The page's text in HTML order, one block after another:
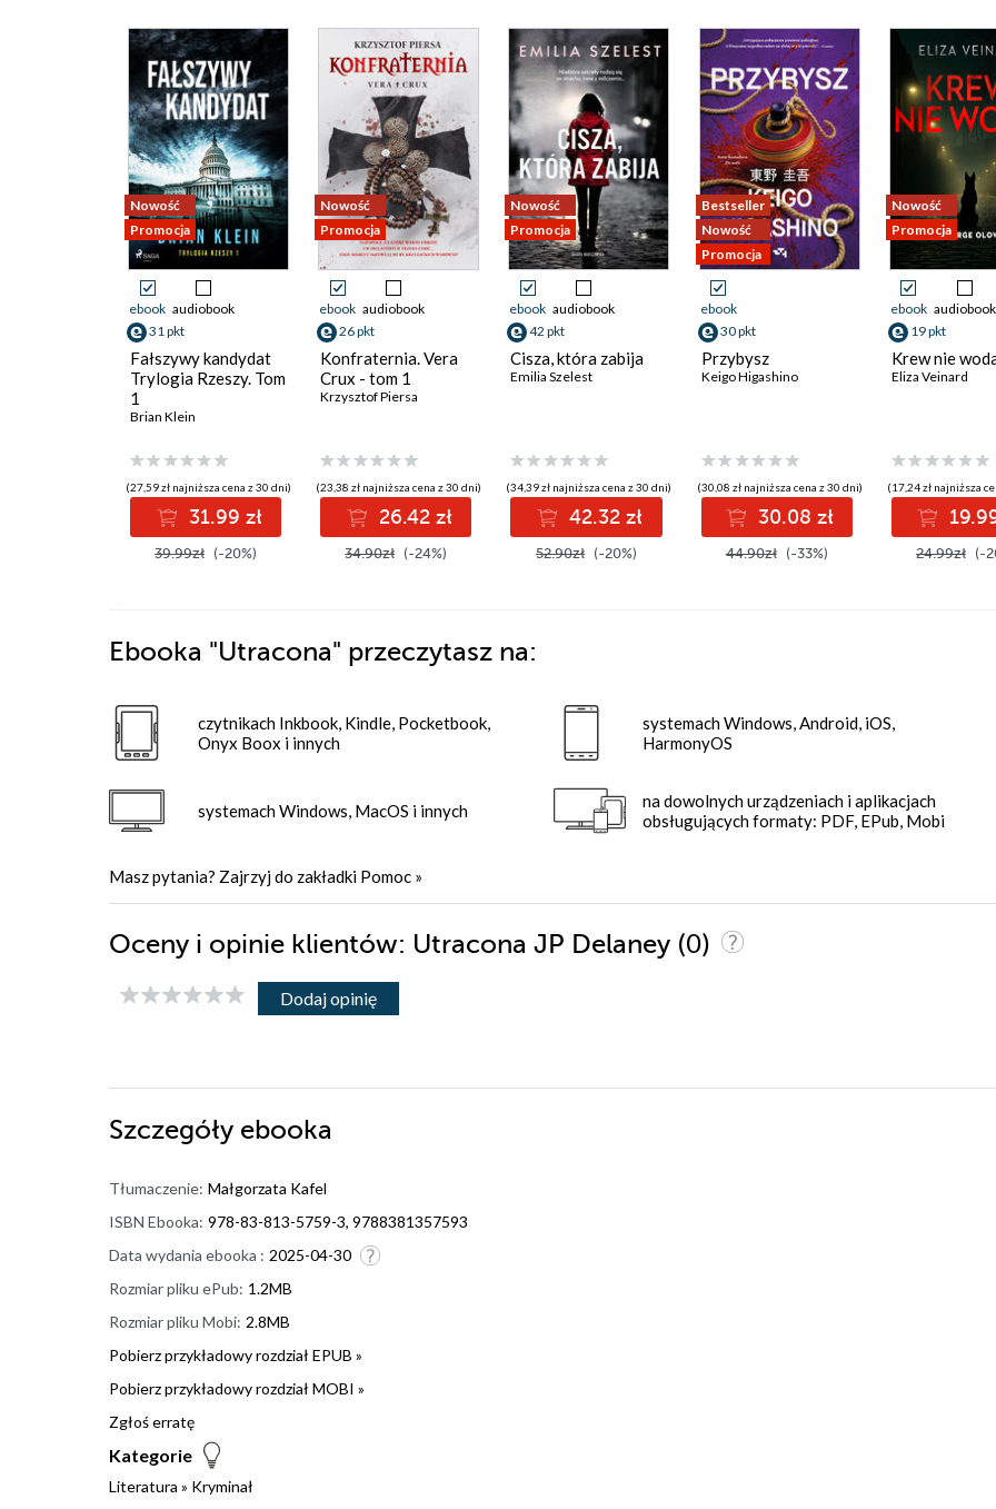
Nowość
Promocja
ebook audiobook
31 pkt
Fałszywy kandydat
Trylogia Rzeszy. Tom
1
Brian Klein
(27,59 zł najniższa cena z 30 dni)
31.99 zł
39.99zł (-20%)
Nowość
Promocja
ebook audiobook
26 pkt
Konfraternia. Vera
Crux - tom 1
Krzysztof Piersa
(23,38 zł najniższa cena z 30 dni)
26.42 zł
34.90zł (-24%)
Nowość
Promocja
ebook audiobook
42 pkt
Cisza, która zabija
Emilia Szelest
(34,39 zł najniższa cena z 30 dni)
42.32 zł
52.90zł (-20%)
Bestseller
Nowość
Promocja
ebook
30 pkt
Przybysz
Keigo Higashino
(30,08 zł najniższa cena z 30 dni)
30.08 zł
44.90zł (-33%)
Nowość
Promocja
ebook audiobook
19 pkt
Krew nie
Eliza Veinard
(17,24 zł najniższa
24.99zł (-
Ebooka "Utracona" przeczytasz na:
czytnikach Inkbook, Kindle, Pocketbook,
Onyx Boox i innych
systemach Windows, MacOS i innych
systemach Windows, Android, iOS,
HarmonyOS
na dowolnych urządzeniach i aplikacjach
obsługujących formaty: PDF, EPub, Mobi
Masz pytania? Zajrzyj do zakładki Pomoc »
Oceny i opinie klientów: Utracona JP Delaney (0)
Dodaj opinię
Szczegóły ebooka
Tłumaczenie: Małgorzata Kafel
ISBN Ebooka: 978-83-813-5759-3, 9788381357593
Data wydania ebooka : 2025-04-30
Rozmiar pliku ePub: 1.2MB
Rozmiar pliku Mobi: 2.8MB
Pobierz przykładowy rozdział EPUB »
Pobierz przykładowy rozdział MOBI »
Zgłoś erratę
Kategorie
Literatura » Kryminał